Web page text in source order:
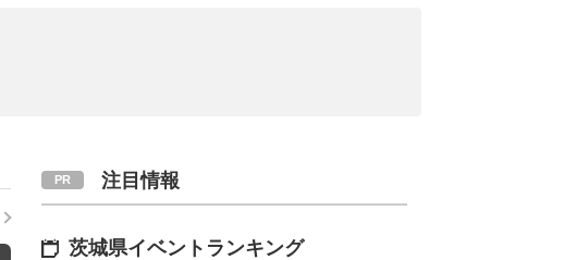
注目情報
茨城県イベントランキング